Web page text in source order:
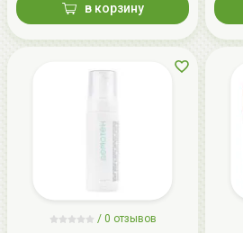
в корзину
/ 0 отзывов